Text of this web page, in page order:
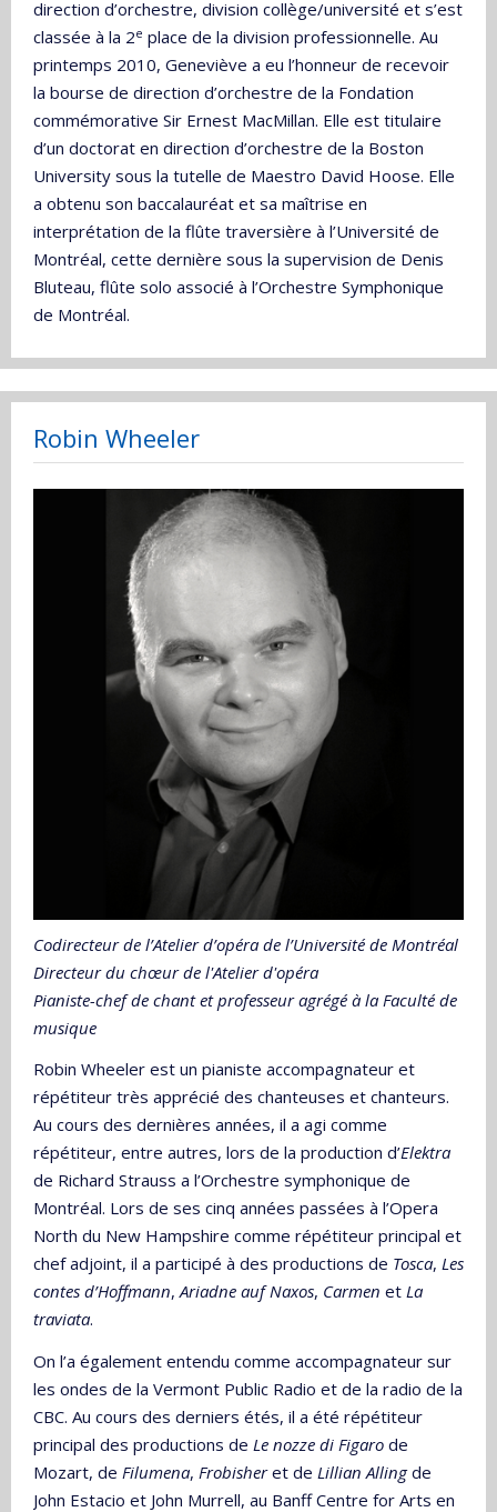
direction d’orchestre, division collège/université et s’est
classée à la 2e place de la division professionnelle. Au
printemps 2010, Geneviève a eu l’honneur de recevoir
la bourse de direction d’orchestre de la Fondation
commémorative Sir Ernest MacMillan. Elle est titulaire
d’un doctorat en direction d’orchestre de la Boston
University sous la tutelle de Maestro David Hoose. Elle
a obtenu son baccalauréat et sa maîtrise en
interprétation de la flûte traversière à l’Université de
Montréal, cette dernière sous la supervision de Denis
Bluteau, flûte solo associé à l’Orchestre Symphonique
de Montréal.
Robin Wheeler
Codirecteur de l’Atelier d’opéra de l’Université de Montréal
Directeur du chœur de l'Atelier d'opéra
Pianiste-chef de chant et professeur agrégé à la Faculté de
musique
Robin Wheeler est un pianiste accompagnateur et
répétiteur très apprécié des chanteuses et chanteurs.
Au cours des dernières années, il a agi comme
répétiteur, entre autres, lors de la production d’Elektra
de Richard Strauss a l’Orchestre symphonique de
Montréal. Lors de ses cinq années passées à l’Opera
North du New Hampshire comme répétiteur principal et
chef adjoint, il a participé à des productions de Tosca, Les
contes d’Hoffmann,Ariadne auf Naxos, Carmen et La
traviata.
On l’a également entendu comme accompagnateur sur
les ondes de la Vermont Public Radio et de la radio de la
CBC. Au cours des derniers étés, il a été répétiteur
principal des productions de Le nozze di Figaro de
Mozart, de Filumena, Frobisheret de Lillian Allingde
John Estacio et John Murrell, au Banff Centre for Arts en